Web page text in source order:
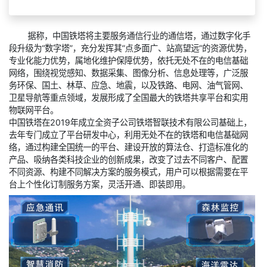
据称，中国铁塔将主要服务通信行业的通信塔，通过数字化手
段升级为“数字塔”，充分发挥其“点多面广、站高望远”的资源优势，
专业化能力优势，属地化维护保障优势，依托无处不在的电信基础
网络，围绕视觉感知、数据采集、图像分析、信息处理等，广泛服
务环保、国土、林草、应急、地震，以及铁路、电网、油气管网、
卫星导航等重点领域，发展形成了全国最大的铁塔共享平台和实用
物联网平台。
中国铁塔在2019年成立全资子公司铁塔智联技术有限公司基础上，
去年专门成立了平台研发中心，利用无处不在的铁塔和电信基础网
络，通过构建全国统一的平台、建设开放的算法仓、打造标准化的
产品、吸纳各类科技企业的创新成果，改变了过去不同客户、配置
不同资源、构建不同解决方案的服务模式，用户可以根据需要在平
台上个性化订制服务方案，灵活开通、即装即用。